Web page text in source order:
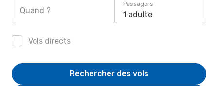
Quand ?
Passagers
1 adulte
Vols directs
Rechercher des vols